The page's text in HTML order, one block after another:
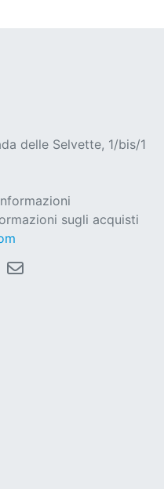
delle Selvette, 1/bis/1
sugli acquisti